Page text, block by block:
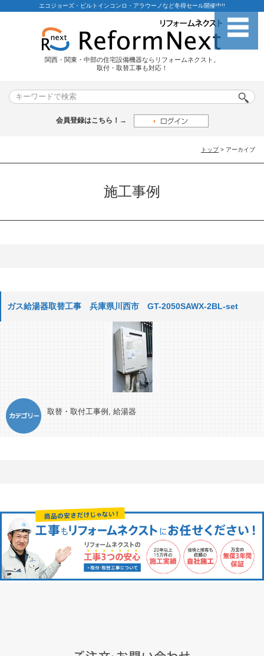
エコジョーズ・ビルトインコンロ・アラウーノなど冬得セール開催中!!
関西・関東・中部の住宅設備機器ならリフォームネクスト。
取付・取替工事も対応！
会員登録はこちら！→
トップ > アーカイブ
施工事例
ガス給湯器取替工事 兵庫県川西市 GT-2050SAWX-2BL-set
取替・取付工事例 , 給湯器